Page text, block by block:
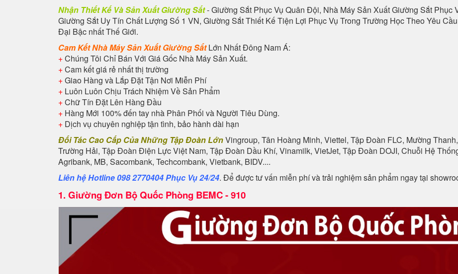
Nhận Thiết Kế Và Sản Xuất Giường Sắt- Giường Sắt Phục Vụ Quân Đội, Nhà Máy Sản Xuất Giường Sắt Phục
Giường Sắt Uy Tín Chất Lượng Số 1 VN, Giường Sắt Thiết Kế Tiện Lợi Phục Vụ Trong Trường Học Theo Yêu
Đại Bậc nhất Thế Giới.
Cam Kết Nhà Máy Sản Xuất Giường SắtLớn Nhất Đông Nam Á:
+Chúng Tôi Chỉ Bán Với Giá Gốc Nhà Máy Sản Xuất.
+Cam kết giá rẻ nhất thị trường
+Giao Hàng và Lắp Đặt Tận Nơi Miễn Phí
+ Luôn Luôn Chịu Trách Nhiệm Về Sản Phẩm
+Chữ Tín Đặt Lên Hàng Đầu
+ Hàng Mới 100% đến tay nhà Phân Phối và Người Tiêu Dùng.
+ Dịch vụ chuyên nghiệp tận tình, bảo hành dài hạn
Đối Tác Cao Cấp Của Những Tập Đoàn LớnVingroup, Tân Hoàng Minh, Viettel, Tập Đoàn FLC, Mường
Trường Hải, Tập Đoàn Điện Lực Việt Nam, Tập Đoàn Dầu Khí, Vinamilk, VietJet, Tập Đoàn DOJI, Chuỗi Hệ
Agribank, MB, Sacombank, Techcombank, Vietbank, BIDV....
Liên hệ Hotline 098 2770404 Phục Vụ 24/24. Để được tư vấn miễn phí và trải nghiệm sản phẩm ngay tại
1. Giường Đơn Bộ Quốc Phòng BEMC - 910